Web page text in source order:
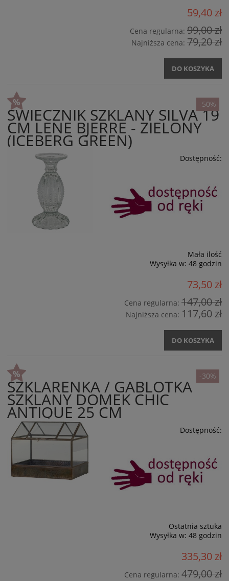
59,40 zł
Cena regularna: 99,00 zł
Najniższa cena: 79,20 zł
DO KOSZYKA
ŚWIECZNIK SZKLANY SILVA 19
CM LENE BJERRE - ZIELONY
(ICEBERG GREEN)
Dostępność:
Mała ilość
Wysyłka w: 48 godzin
73,50 zł
Cena regularna: 147,00 zł
Najniższa cena: 117,60 zł
DO KOSZYKA
-50%
SZKLARENKA / GABLOTKA
SZKLANY DOMEK CHIC
ANTIQUE 25 CM
Dostępność:
Ostatnia sztuka
Wysyłka w: 48 godzin
335,30 zł
Cena regularna: 479,00 zł
-30%